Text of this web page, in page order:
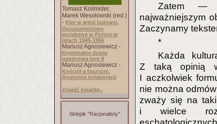
Tomasz Kośmider,
Marek Wesołowski (red.)
- Kler w armii ludowej.
Duszpasterstwo
wojskowe w Polsce w
latach 1945-1956
Mariusz Agnosiewicz -
Kryminalne dzieje
papiestwa tom II
Mariusz Agnosiewicz -
Kościół a faszyzm.
Anatomia kolaboracji
Znajdź książkę..
Sklepik "Racjonalisty"
Zatem —
najważniejszym
Zaczynamy
*
Każda
Z taką opinią
I aczkolwiek
nie można
zważy się na
i wielce